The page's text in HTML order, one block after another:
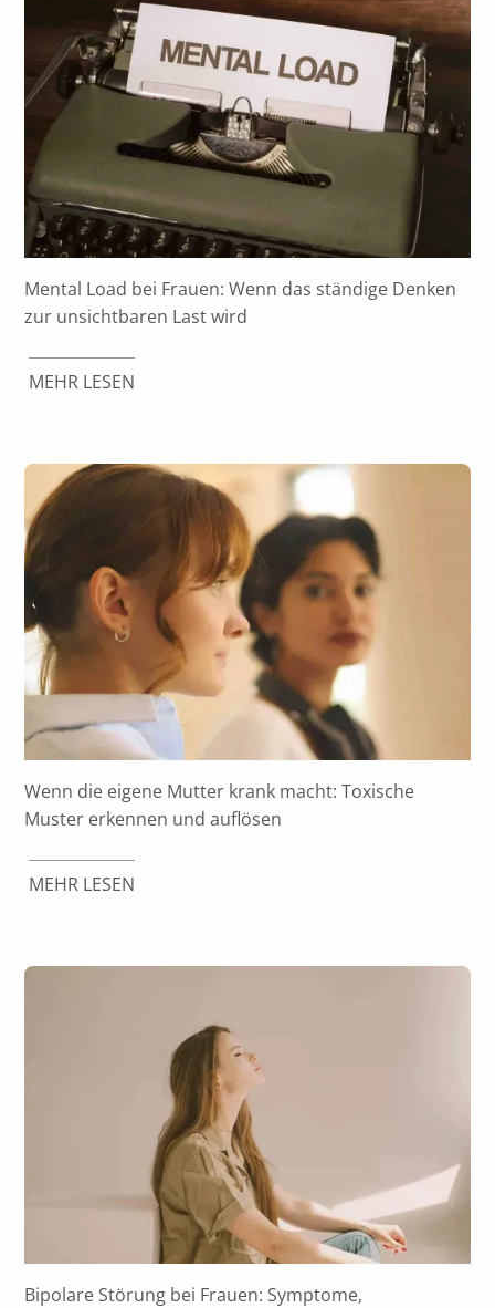
Mental Load bei Frauen: Wenn das ständige Denken
zur unsichtbaren Last wird
MEHR LESEN
Wenn die eigene Mutter krank macht: Toxische
Muster erkennen und auflösen
MEHR LESEN
Bipolare Störung bei Frauen: Symptome,